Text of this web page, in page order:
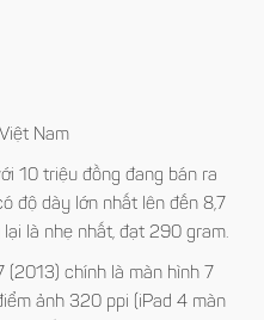
10 triệu đồng đang bán ra
độ dày lớn nhất lên đến 8,7
là nhẹ nhất, đạt 290 gram.
(2013) chính là màn hình 7
ảnh 320 ppi (iPad 4 màn